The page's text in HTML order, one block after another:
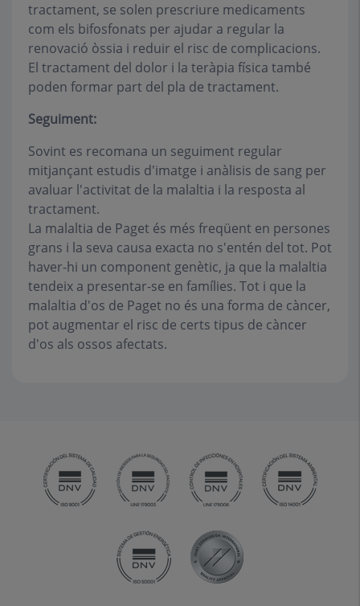
tractament, se solen prescriure medicaments
com els bifosfonats per ajudar a regular la
renovació òssia i reduir el risc de complicacions.
El tractament del dolor i la teràpia física també
poden formar part del pla de tractament.
Seguiment:
Sovint es recomana un seguiment regular
mitjançant estudis d'imatge i anàlisis de sang per
avaluar l'activitat de la malaltia i la resposta al
tractament.
La malaltia de Paget és més freqüent en persones
grans i la seva causa exacta no s'entén del tot. Pot
haver-hi un component genètic, ja que la malaltia
tendeix a presentar-se en famílies. Tot i que la
malaltia d'os de Paget no és una forma de càncer,
pot augmentar el risc de certs tipus de càncer
d'os als ossos afectats.